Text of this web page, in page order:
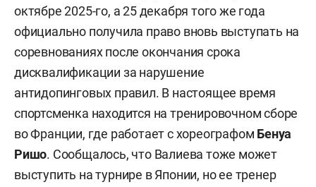
октябре 2025-го, а 25 декабря того же года
официально получила право вновь выступать на
соревнованиях после окончания срока
дисквалификации за нарушение
антидопинговых правил. В настоящее время
спортсменка находится на тренировочном сборе
во Франции, где работает с хореографом Бенуа
Ришо. Сообщалось, что Валиева тоже может
выступить на турнире в Японии, но ее тренер